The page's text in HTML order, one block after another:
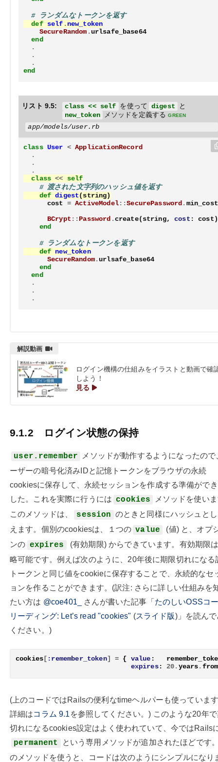
# ランダムなトークンを返す
def self .new_token
SecureRandom .urlsafe_base64
end
.
.
.
end
リスト 9.5: class << self を使って digest
と
new_token
メソッドを定義するgreen
app/models/user.rb
class User < ApplicationRecord
.
.
.
class <<
self
# 渡された文字列のハッシュ値を返す
def digest(string)
cost
= ActiveModel::SecurePassword.min_cost
BCrypt ::Password .create(string, cost : cost)
end
# ランダムなトークンを返す
def new_token
SecureRandom.urlsafe_base64
end
end
.
.
.
ログイン機構の仕組みをイラストと動画で確
しよう！
見る
9.1.2 ログイン状態の保持
user.remember
メソッドが動作するようになったので
ーザーの暗号化済みIDと記憶トークンをブラウザの永続
cookiesに保存して、永続セッションを作成する準備がで
した。これを実際に行うには cookies
メソッドを使い
このメソッドは、
session のときと同様にハッシュと
えます。個別のcookiesは、１つの value
(値) と、オプ
ンの expires
(有効期限) からできています。有効期限
略可能です。例えば次のように、20年後に期限切れになる
トークンと同じ値をcookieに保存することで、永続的なセ
ョンを作ることができます。(訳注: さらに詳しい仕組みを
たい方は @coe401_ さんが書いた記事「 たのしいOSSコ
リーディング: Let’s read "cookies" (スライド版)」を読ん
ください。)
cookies [ :remember_token] = { value :
expires: 20.years.
(上のコードではRailsの便利なtimeヘルパーも使っていま
詳細はコラム9.1 を参照してください。) このような20年
切れになるcookies設定はよく使われていて、今ではRails
permanent
という専用メソッドが追加されたほどです
のメソッドを使うと、コードは次のようにシンプルになり